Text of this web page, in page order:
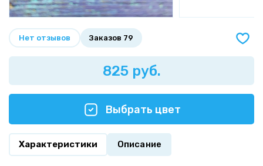
Нет отзывов Заказов 79
825 руб.
Выбрать цвет
Характеристики Описание